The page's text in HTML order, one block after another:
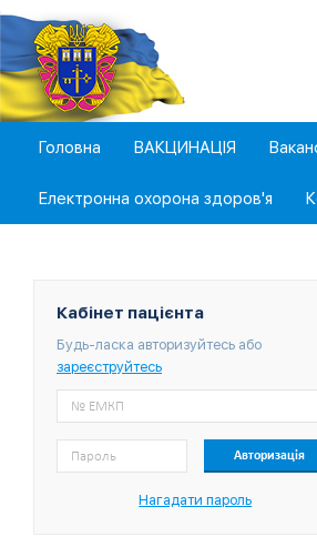
Головна ВАКЦИНАЦІЯ
Електронна охорона здоров'я
Кабінет пацієнта
Будь-ласка авторизуйтесь або
зареєструйтесь
Нагадати пароль